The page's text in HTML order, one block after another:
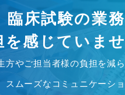
臨床試験の業務
を感じていま
方やご担当者様の負担を減ら
スムーズなコミュニケーシ